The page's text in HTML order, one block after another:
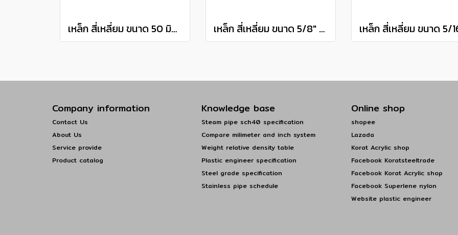
เหล็ก สี่เหลี่ยม ขนาด 50 มิล ลิ่มสี่เหลี่ยมแดง เกรด S50C steel square bar แบ่งขายความยาว 10 เซนติเมตร เหล็ก สี่เหลี่ยม ขนาด 5/8" (15.88 มิล) ลิ่มสี่เหลี่ยมแดง เกรด S50C steel square bar แบ่งขายความยาว 10 เซนติเมตร
Company information
Contact Us
About Us
Service provide
Product catalog
Knowledge base
Steam pipe sch40 specification
Compare milimeter and inch system
Weight relative density table
Plastic engineer specification
Steel grade specification
Stainless pipe schedule
Online shop
shopee
Lazada
Korat Acrylic shop
Facebook Koratsteeltrade
Facebook Korat Acrylic shop
Facebook Superlene nylon
Website plastic engineer